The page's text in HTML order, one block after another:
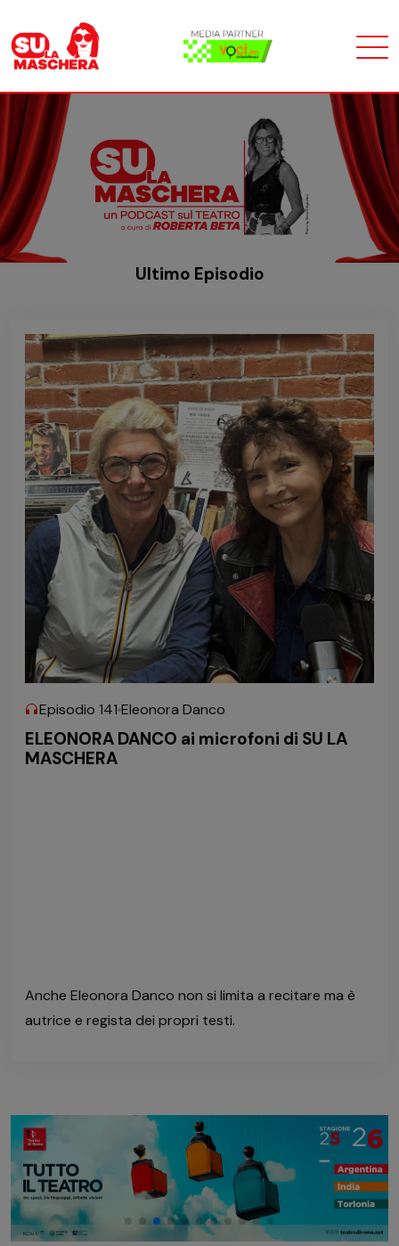
Ultimo Episodio
Episodio 141 Eleonora Danco
ELEONORA DANCO ai microfoni di SU LA
MASCHERA
Anche Eleonora Danco non si limita a recitare ma è
autrice e regista dei propri testi.